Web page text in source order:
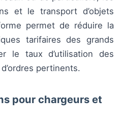
et le transport d’objets
permet de réduire la
tarifaires des grands
le taux d’utilisation des
pertinents.
pour chargeurs et